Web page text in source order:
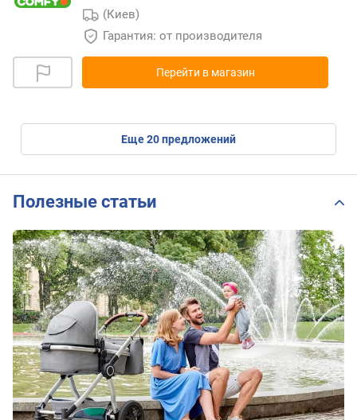
(Киев)
Гарантия: от производителя
Перейти в магазин
eще20предложений
Полезные статьи